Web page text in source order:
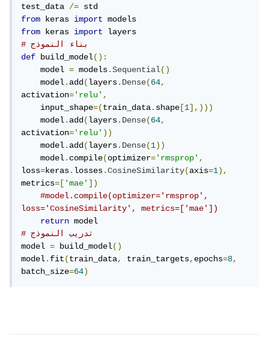
test_data /=
from keras import
from keras import
# بناء النموذج
def build_model():
    model
= models.Sequential()
    model
.add(layers.Dense(64,
activation='relu',
    input_shape
=(train_data.shape [1],)))
    model
.add(layers.Dense(64,
activation='relu'))
    model
.add(layers.Dense(1))
    model
.compile(optimizer='rmsprop',
loss=keras.losses.CosineSimilarity(axis=1),
metrics=['mae'])
#model.compile(optimizer='rmsprop',
loss='CosineSimilarity', metrics=['mae'])
return
# تدريب النموذج
model = build_model()
model.fit(train_data, train_targets,epochs=8,
batch_size=64)